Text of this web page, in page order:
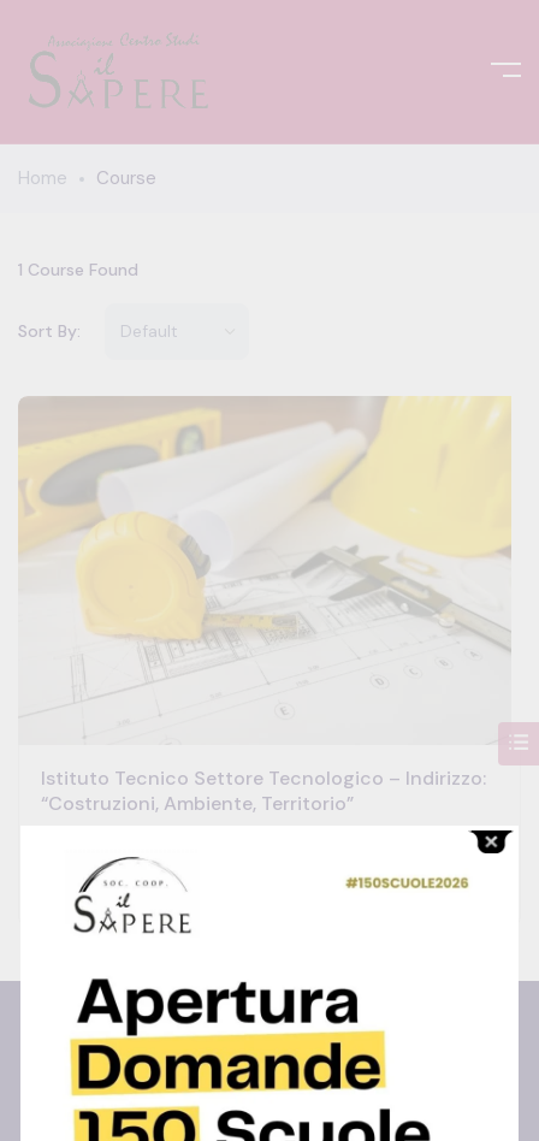
Home Course
1 Course Found
Sort By:
Istituto Tecnico Settore Tecnologico – Indirizzo:
“costruzioni, Ambiente, Territorio”
Centro Studi Free